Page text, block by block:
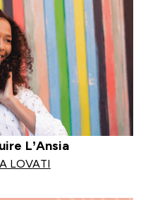
L’Ansia
LOVATI